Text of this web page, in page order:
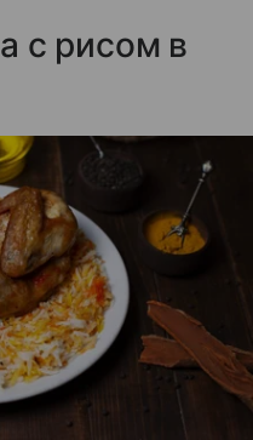
с рисом в